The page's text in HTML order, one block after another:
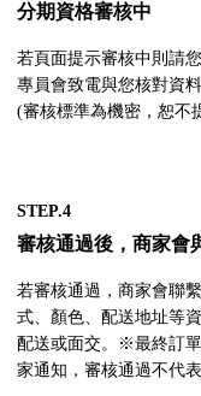
分期資格審核中
若頁面提示審核中則請
專員會致電與您核對資料
(審核標準為機密，恕不
STEP.4
審核通過後，商家會
若審核通過，商家會聯
式、顏色、配送地址等
配送或面交。※最終訂
家通知，審核通過不代